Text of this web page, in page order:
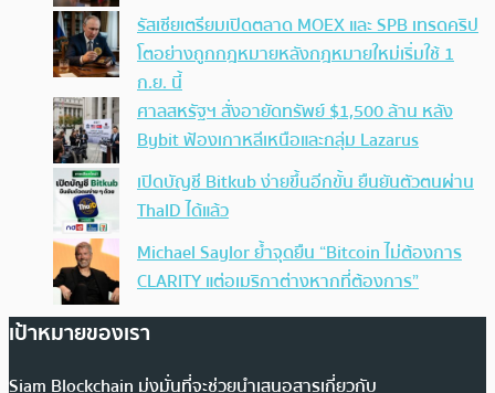
รัสเซียเตรียมเปิดตลาด MOEX และ SPB เทรดคริป
โตอย่างถูกกฎหมายหลังกฎหมายใหม่เริ่มใช้ 1
ก.ย. นี้
ศาลสหรัฐฯ สั่งอายัดทรัพย์ $1,500 ล้าน หลัง
Bybit ฟ้องเกาหลีเหนือและกลุ่ม Lazarus
เปิดบัญชี Bitkub ง่ายขึ้นอีกขั้น ยืนยันตัวตนผ่าน
ThaID ได้แล้ว
Michael Saylor ย้ำจุดยืน “Bitcoin ไม่ต้องการ
CLARITY แต่อเมริกาต่างหากที่ต้องการ”
เป้าหมายของเรา
Siam Blockchain มุ่งมั่นที่จะช่วยนำเสนอสารเกี่ยวกับ